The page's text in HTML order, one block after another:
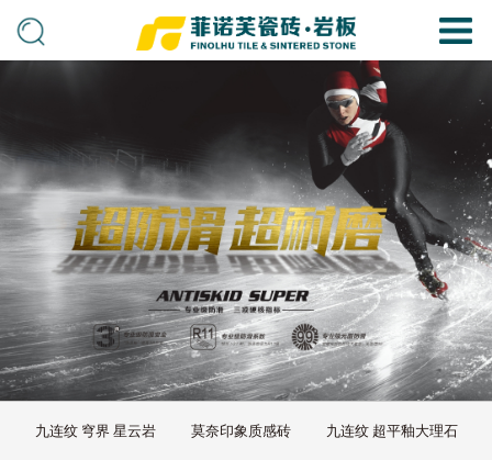
九连纹 穹界 星云岩 莫奈印象质感砖 九连纹 超平釉大理石